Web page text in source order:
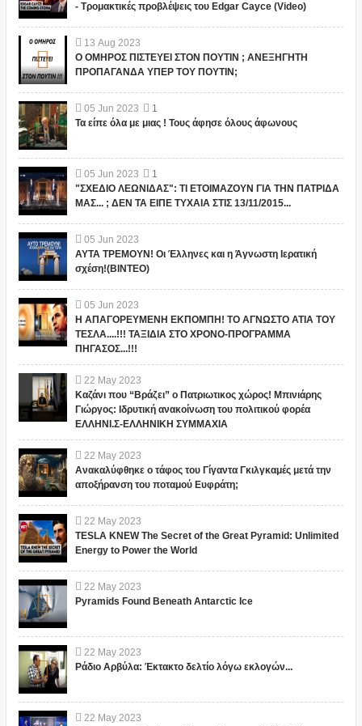
- Τρομακτικές προβλέψεις του Edgar Cayce (Video)
13 Aug 2023
Ο ΟΜΗΡΟΣ ΠΙΣΤΕΥΕΙ ΣΤΟΝ ΠΟΥΤΙΝ ; ΑΝΕΞΗΓΗΤΗ
ΠΡΟΠΑΓΑΝΔΑ ΥΠΕΡ ΤΟΥ ΠΟΥΤΙΝ;
05 Jun 2023
1
Τα είπε όλα με μιας ! Τους άφησε όλους άφωνους
05 Jun 2023
1
"ΣΧΕΔΙΟ ΛΕΩΝΙΔΑΣ": ΤΙ ΕΤΟΙΜΑΖΟΥΝ ΓΙΑ ΤΗΝ ΠΑΤΡΙΔΑ
ΜΑΣ... ; ΔΕΝ ΤΑ ΕΙΠΕ ΤΥΧΑΙΑ ΣΤΙΣ 13/11/2015...
05 Jun 2023
ΑΥΤΑ ΤΡΕΜΟΥΝ! Οι Έλληνες και η Άγνωστη Ιερατική
σχέση!(ΒΙΝΤΕΟ)
05 Jun 2023
Η ΑΠΑΓΟΡΕΥΜΕΝΗ ΕΚΠΟΜΠΗ! ΤΟ ΑΓΝΩΣΤΟ ΑΤΙΑ ΤΟΥ
ΤΕΣΛΑ....!!! ΤΑΞΙΔΙΑ ΣΤΟ ΧΡΟΝΟ-ΠΡΟΓΡΑΜΜΑ
ΠΗΓΑΣΟΣ...!!!
22 May 2023
Καζάνι που “Βράζει” ο Πατριωτικος χώρος! Μπινιάρης
Γιώργος: Ιδρυτική ανακοίνωση του πολιτικού φορέα
ΕΛΛΗΝΙ.Σ-ΕΛΛΗΝΙΚΗ ΣΥΜΜΑΧΙΑ
22 May 2023
Ανακαλύφθηκε ο τάφος του Γίγαντα Γκιλγκαμές μετά την
αποξήρανση του ποταμού Ευφράτη;
22 May 2023
TESLA KNEW The Secret of the Great Pyramid: Unlimited
Energy to Power the World
22 May 2023
Pyramids Found Beneath Antarctic Ice
22 May 2023
Ράδιο Αρβύλα: Έκτακτο δελτίο λόγω εκλογών...
22 May 2023